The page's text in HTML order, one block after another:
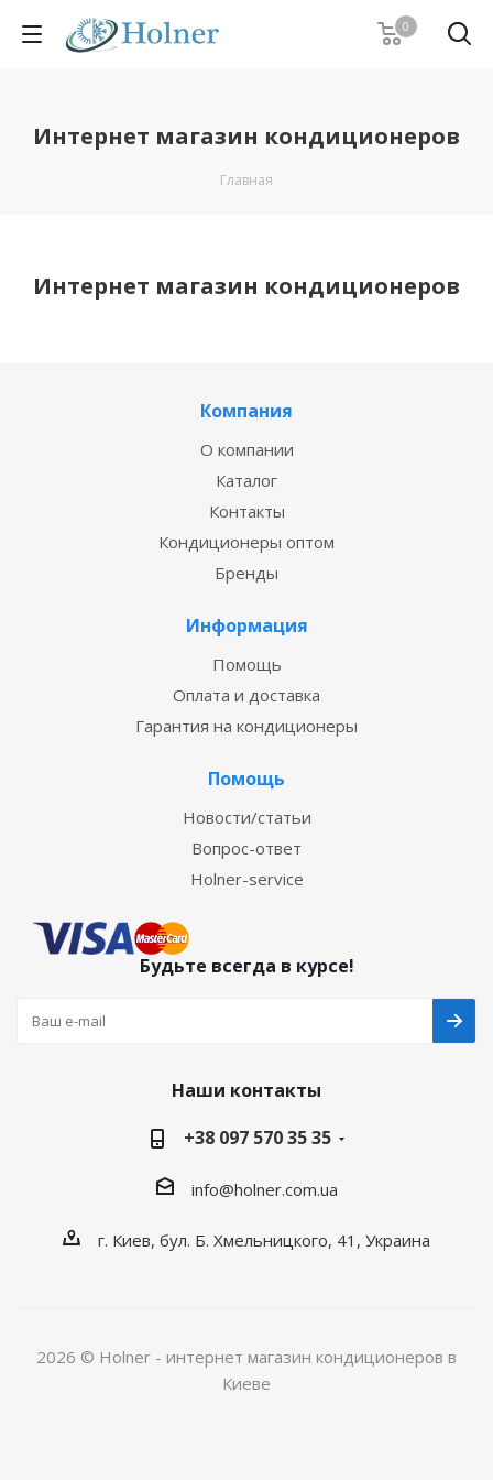
0
Интернет магазин кондиционеров
Главная
Интернет магазин кондиционеров
Компания
О компании
Каталог
Контакты
Кондиционеры оптом
Бренды
Информация
Помощь
Оплата и доставка
Гарантия на кондиционеры
Помощь
Новости/статьи
Вопрос-ответ
Holner-service
Будьте всегда в курсе!
Наши контакты
+38 097 570 35 35
info@holner.com.ua
г. Киев, бул. Б. Хмельницкого, 41, Украина
2026 © Holner - интернет магазин кондиционеров в
Киеве